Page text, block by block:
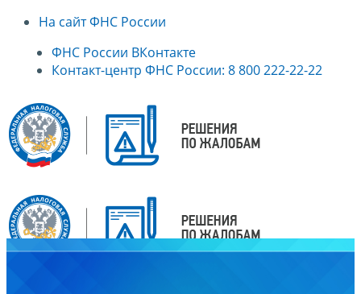
На сайт ФНС России
ФНС России ВКонтакте
Контакт-центр ФНС России: 8 800 222-22-22